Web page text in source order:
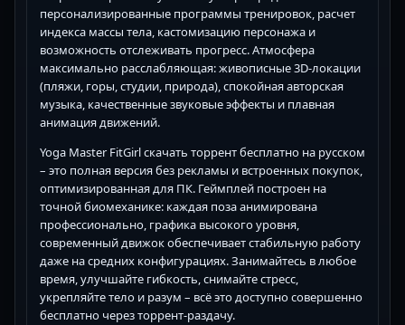
персонализированные программы тренировок, расчет
индекса массы тела, кастомизацию персонажа и
возможность отслеживать прогресс. Атмосфера
максимально расслабляющая: живописные 3D-локации
(пляжи, горы, студии, природа), спокойная авторская
музыка, качественные звуковые эффекты и плавная
анимация движений.
Yoga Master FitGirl скачать торрент бесплатно на русском
– это полная версия без рекламы и встроенных покупок,
оптимизированная для ПК. Геймплей построен на
точной биомеханике: каждая поза анимирована
профессионально, графика высокого уровня,
современный движок обеспечивает стабильную работу
даже на средних конфигурациях. Занимайтесь в любое
время, улучшайте гибкость, снимайте стресс,
укрепляйте тело и разум – всё это доступно совершенно
бесплатно через торрент-раздачу.